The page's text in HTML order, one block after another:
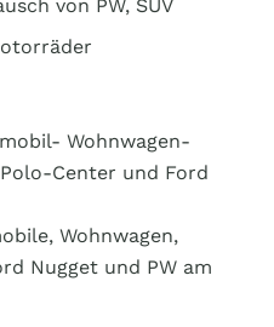
von PW, SUV
Wohnwagen-
Center und Ford
Wohnwagen,
Nugget und PW am